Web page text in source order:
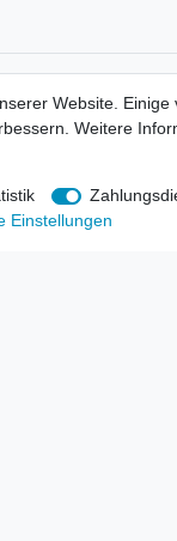
Website.
Weitere
Einstellungen